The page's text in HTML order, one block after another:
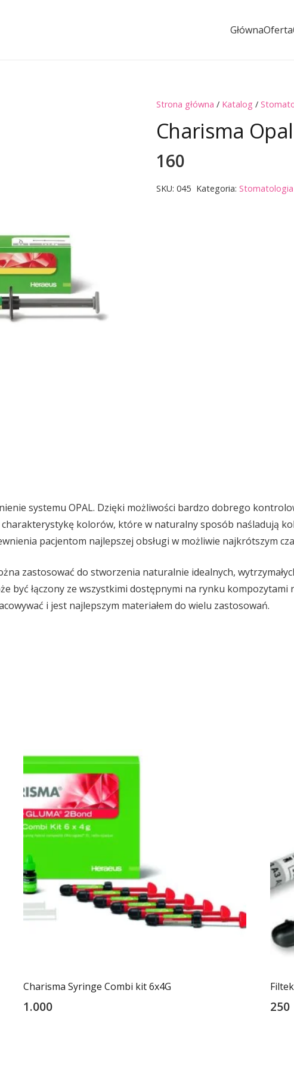
GłównaOferta
Strona główna / Katalog /
Charisma
160
SKU: 045 Kategoria: Stomatologia
systemu OPAL. Dzięki możliwości bardzo dobrego
kolorów, które w naturalny sposób naśladują
pacjentom najlepszej obsługi w możliwie najkrótszym
zastosować do stworzenia naturalnie idealnych,
być łączony ze wszystkimi dostępnymi na rynku kompozytami
i jest najlepszym materiałem do wielu zastosowań.
Charisma Syringe Combi kit 6x4G
1.000 250